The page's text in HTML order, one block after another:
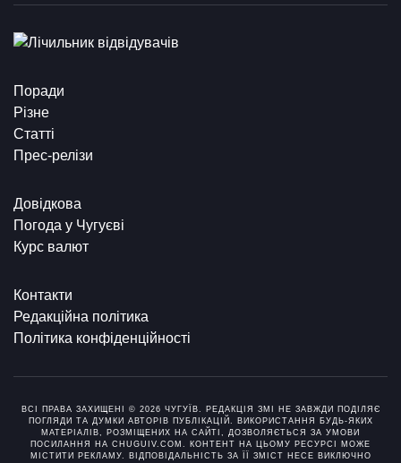
Поради
Різне
Статті
Прес-релізи
Довідкова
Погода у Чугуєві
Курс валют
Контакти
Редакційна політика
Політика конфіденційності
ВСІ ПРАВА ЗАХИЩЕНІ © 2026 ЧУГУЇВ. РЕДАКЦІЯ ЗМІ НЕ ЗАВЖДИ ПОДІЛЯЄ
ПОГЛЯДИ ТА ДУМКИ АВТОРІВ ПУБЛІКАЦІЙ. ВИКОРИСТАННЯ БУДЬ-ЯКИХ
МАТЕРІАЛІВ, РОЗМІЩЕНИХ НА САЙТІ, ДОЗВОЛЯЄТЬСЯ ЗА УМОВИ
ПОСИЛАННЯ НА CHUGUIV.COM. КОНТЕНТ НА ЦЬОМУ РЕСУРСІ МОЖЕ
МІСТИТИ РЕКЛАМУ. ВІДПОВІДАЛЬНІСТЬ ЗА ЇЇ ЗМІСТ НЕСЕ ВИКЛЮЧНО